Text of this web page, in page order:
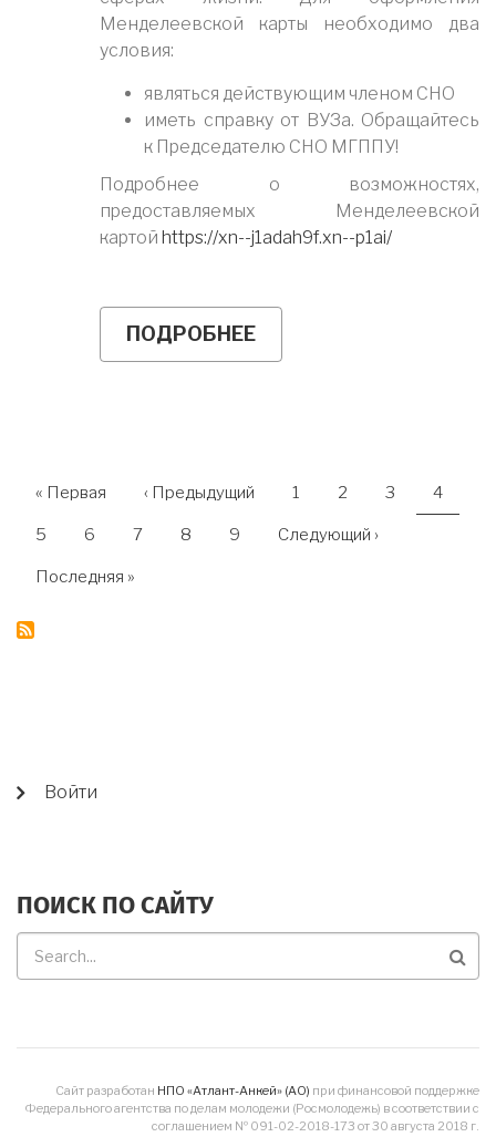
Менделеевской карты необходимо два
условия:
являться действующим членом СНО
иметь справку от ВУЗа. Обращайтесь
к Председателю СНО МГППУ!
Подробнее о возможностях,
предоставляемых Менделеевской
картой https://xn--j1adah9f.xn--p1ai/
ПОДРОБНЕЕ
ЧЛЕНЫ
НУМЕРАЦИЯ
Первая
« Первая ←
‹ Предыдущий Страница
1 Страница
2 Страница
3 4
Страница
5 Страница
6 Страница
7 Страница
8 Страница
9
Следующая
Следующий ›
Последняя
Последняя »
USER
Войти
ПОИСК ПО САЙТУ
по
Сайт разработан НПО «Атлант-Анкей» (АО) при финансовой поддержке
Федерального агентства по делам молодежи (Росмолодежь) в соответствии с
соглашением № 091-02-2018-173 от 30 августа 2018 г.